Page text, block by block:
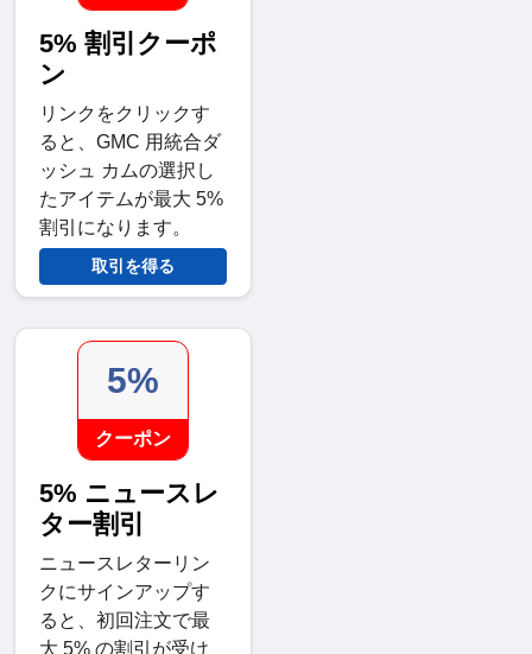
5% 割引クーポ
ン
リンクをクリックす
ると、GMC 用統合ダ
ッシュ カムの選択し
たアイテムが最大 5%
割引になります。
取引を得る
5%
クーポン
5% ニュースレ
ター割引
ニュースレターリン
クにサインアップす
ると、初回注文で最
大 5% の割引が受け